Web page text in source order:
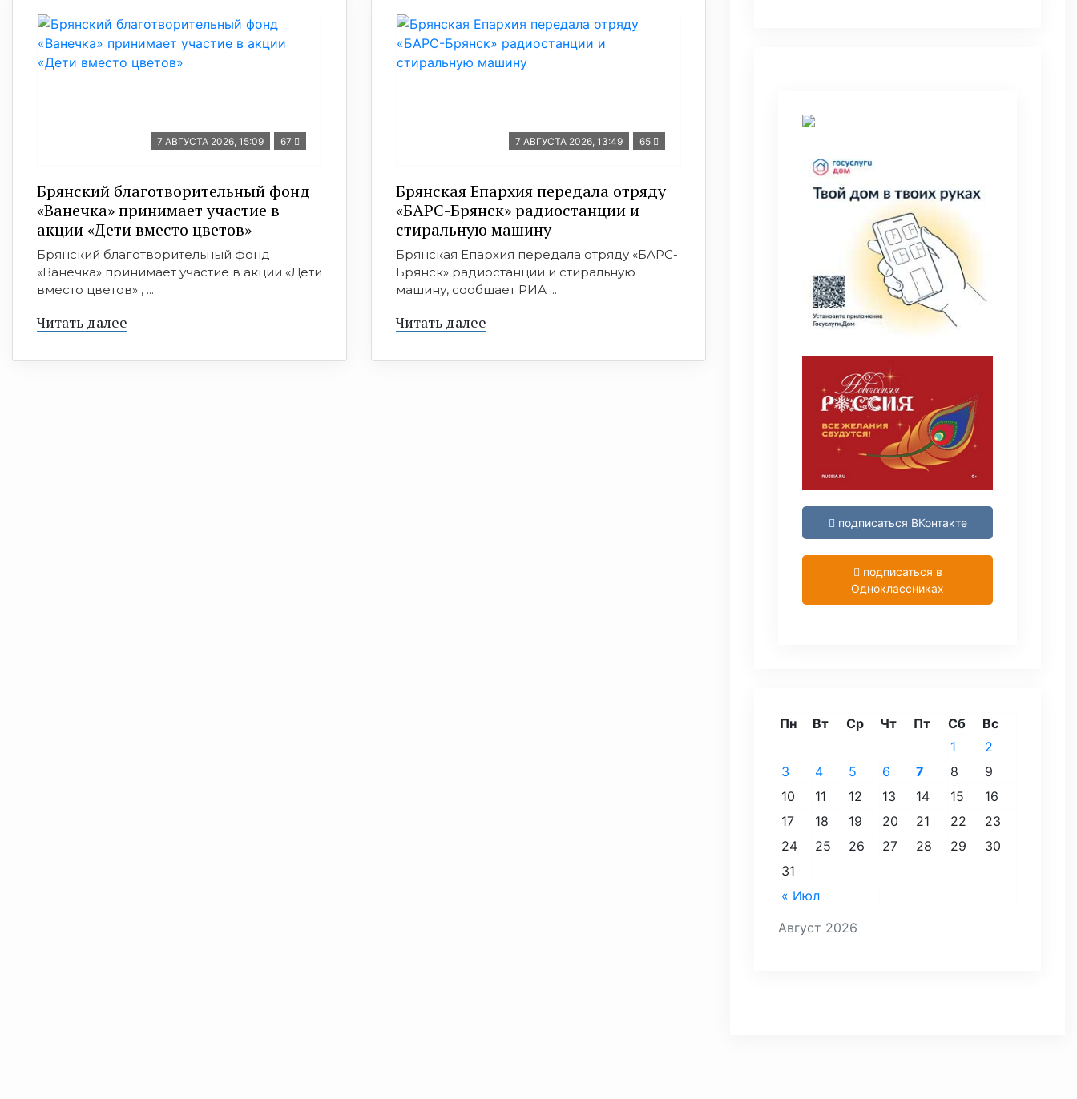
7 АВГУСТА 2026, 15:09 67
Брянский благотворительный фонд
«Ванечка» принимает участие в
акции «Дети вместо цветов»
Брянский благотворительный фонд
«Ванечка» принимает участие в акции «Дети
вместо цветов» , ...
Читать далее
7 АВГУСТА 2026, 13:49 65
Брянская Епархия передала отряду
«БАРС-Брянск» радиостанции и
стиральную машину
Брянская Епархия передала отряду «БАРС-
Брянск» радиостанции и стиральную
машину, сообщает РИА ...
Читать далее
подписаться ВКонтакте
подписаться в
Одноклассниках
Август 2026
Пн Вт Ср Чт Пт Сб Вс
« Июл
1
2
3
4 5 6 7 8
9
10
11 12 13 14 15
16
17
18 19 20 21 22
23
24
25 26 27 28 29
30
31